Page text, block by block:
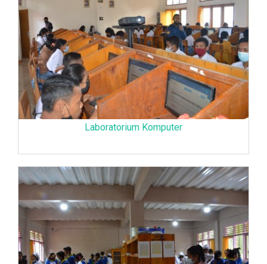
Laboratorium Komputer